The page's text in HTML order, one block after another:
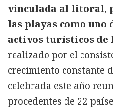
vinculada al litoral,
las playas como uno
activos turísticos de
realizado por el
crecimiento constante
celebrada este año
procedentes de 22